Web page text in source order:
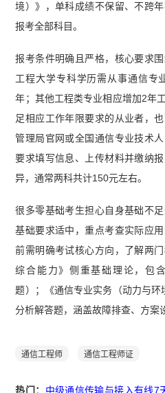
境）》，单科成绩不保留、不跨
报考全部科目。
报考条件明确且严格，核心要求
工程大学专科学历需从事通信专
年；其他工程类专业相应增加2年
足相应工作年限要求的从业者，
管理局官网或全国通信专业技术
要求填写信息、上传材料并缴纳
异，通常两科共计150元左右。
很多零基础考生担心自身基础不
基础要求适中，重点考查实际应
前需明确考试核心方向，了解两
综合能力》侧重基础理论，包
题）；《通信专业实务（动力与
分析解答题，涵盖故障排查、方案
通信工程师 通信工程师证
热门： 中级通信传输与接入有线7